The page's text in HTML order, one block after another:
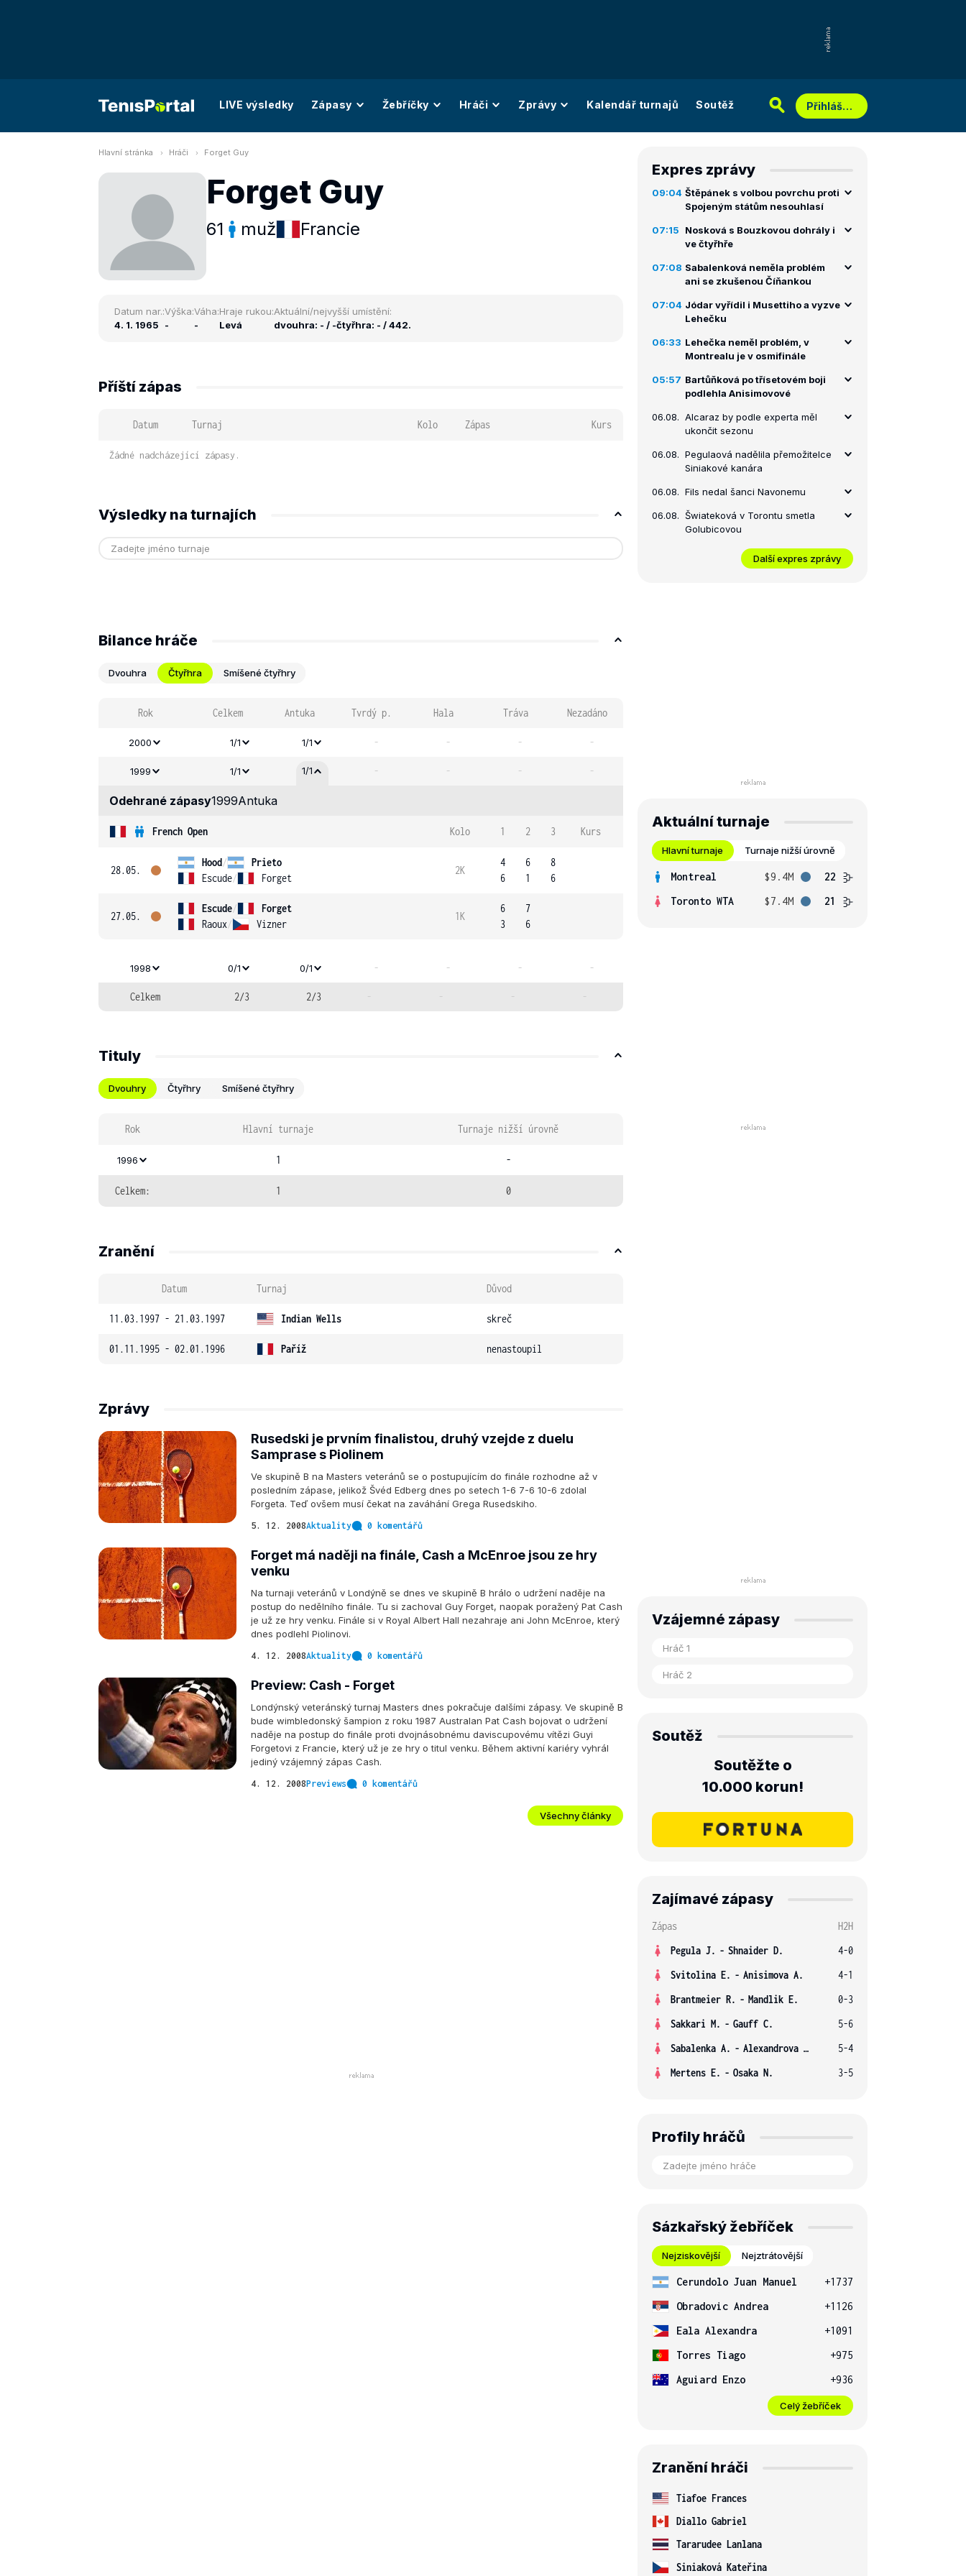
LIVE výsledky Zápasy Žebříčky Hráči Zprávy Kalendář turnajů Soutěž Přihlášení
Hlavní stránka Hráči Forget Guy
Forget Guy
61 muž Francie
Datum nar.:
4. 1. 1965
Výška:
-
Váha:
-
Hraje rukou:
Levá
Aktuální/nejvyšší umístění:
dvouhra: - / -čtyřhra: - / 442.
Příští zápas
Datum Turnaj Kolo Zápas Kurs
Žádné nadcházející zápasy.
Výsledky na turnajích
Bilance hráče
Dvouhra Čtyřhra Smíšené čtyřhry
Rok Celkem Antuka Tvrdý p. Hala Tráva Nezadáno
2000 1/1 1/1 - - - -
1999 1/1 1/1 - - - -
Odehrané zápasy1999Antuka
French Open Kolo 1 2 3 Kurs
28.05.
Hood/
Prieto
Escude/ Forget
2K
4
6
6
1
8
6
27.05.
Escude/
Forget
Raoux/ Vizner
1K
6
3
7
6
1998 0/1 0/1 - - - -
Celkem 2/3 2/3 - - - -
Tituly
Dvouhry Čtyřhry Smíšené čtyřhry
Rok Hlavní turnaje Turnaje nižší úrovně
1996 1 -
Celkem: 1 0
Zranění
Datum Turnaj Důvod
11.03.1997 - 21.03.1997 Indian Wells skreč
01.11.1995 - 02.01.1996 Paříž nenastoupil
Zprávy
Rusedski je prvním finalistou, druhý vzejde z duelu
Samprase s Piolinem
Ve skupině B na Masters veteránů se o postupujícím do finále rozhodne až v
posledním zápase, jelikož Švéd Edberg dnes po setech 1-6 7-6 10-6 zdolal
Forgeta. Teď ovšem musí čekat na zaváhání Grega Rusedskiho.
5. 12. 2008Aktuality 0 komentářů
Forget má naději na finále, Cash a McEnroe jsou ze hry
venku
Na turnaji veteránů v Londýně se dnes ve skupině B hrálo o udržení naděje na
postup do nedělního finále. Tu si zachoval Guy Forget, naopak poražený Pat Cash
je už ze hry venku. Finále si v Royal Albert Hall nezahraje ani John McEnroe, který
dnes podlehl Piolinovi.
4. 12. 2008Aktuality 0 komentářů
Preview: Cash - Forget
Londýnský veteránský turnaj Masters dnes pokračuje dalšími zápasy. Ve skupině B
bude wimbledonský šampion z roku 1987 Australan Pat Cash bojovat o udržení
naděje na postup do finále proti dvojnásobnému daviscupovému vítězi Guyi
Forgetovi z Francie, který už je ze hry o titul venku. Během aktivní kariéry vyhrál
jediný vzájemný zápas Cash.
4. 12. 2008Previews 0 komentářů
Všechny články
Expres zprávy
09:04 Štěpánek s volbou povrchu proti
Spojeným státům nesouhlasí
07:15
Nosková s Bouzkovou dohrály i
ve čtyřhře
07:08 Sabalenková neměla problém
ani se zkušenou Číňankou
07:04 Jódar vyřídil i Musettiho a vyzve
Lehečku
06:33 Lehečka neměl problém, v
Montrealu je v osmifinále
05:57 Bartůňková po třísetovém boji
podlehla Anisimovové
06.08. Alcaraz by podle experta měl
ukončit sezonu
06.08. Pegulaová nadělila přemožitelce
Siniakové kanára
06.08. Fils nedal šanci Navonemu
06.08. Šwiateková v Torontu smetla
Golubicovou
Další expres zprávy
Aktuální turnaje
Hlavní turnaje Turnaje nižší úrovně
Montreal $9.4M
22
Toronto WTA
$7.4M 21
Vzájemné zápasy
Soutěž
Soutěžte o
10.000 korun!
Zajímavé zápasy
Zápas
H2H
Pegula J. - Shnaider D.
4-0
Svitolina E. - Anisimova A.
4-1
Brantmeier R. - Mandlik E.
0-3
Sakkari M. - Gauff C.
5-6
Sabalenka A. - Alexandrova E.
5-4
Mertens E. - Osaka N. 3-5
Profily hráčů
Sázkařský žebříček
Nejziskovější Nejztrátovější
Cerundolo Juan Manuel
+1737
Obradovic Andrea
+1126
Eala Alexandra
+1091
Torres Tiago
+975
Aguiard Enzo
+936
Celý žebříček
Zranění hráči
Tiafoe Frances
Diallo Gabriel
Tararudee Lanlana
Siniaková Kateřina